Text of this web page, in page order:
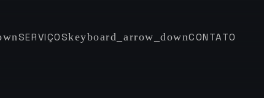
SERVIÇOS CONTATO